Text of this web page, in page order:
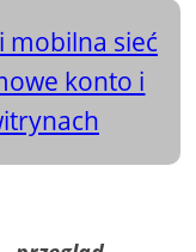
mobilna sieć
konto i